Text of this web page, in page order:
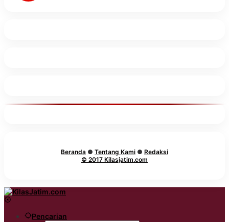
Beranda ● Tentang Kami ● Redaksi
© 2017 Kilasjatim.com
Pencarian